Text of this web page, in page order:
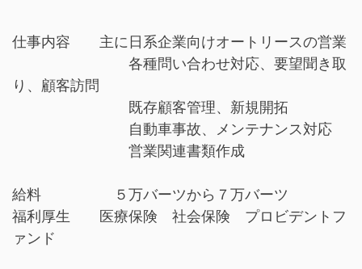
仕事内容 主に日系企業向けオートリースの営業
各種問い合わせ対応、要望聞き取
り、顧客訪問
既存顧客管理、新規開拓
自動車事故、メンテナンス対応
営業関連書類作成
給料 ５万バーツから７万バーツ
福利厚生 医療保険 社会保険 プロビデントフ
ァンド